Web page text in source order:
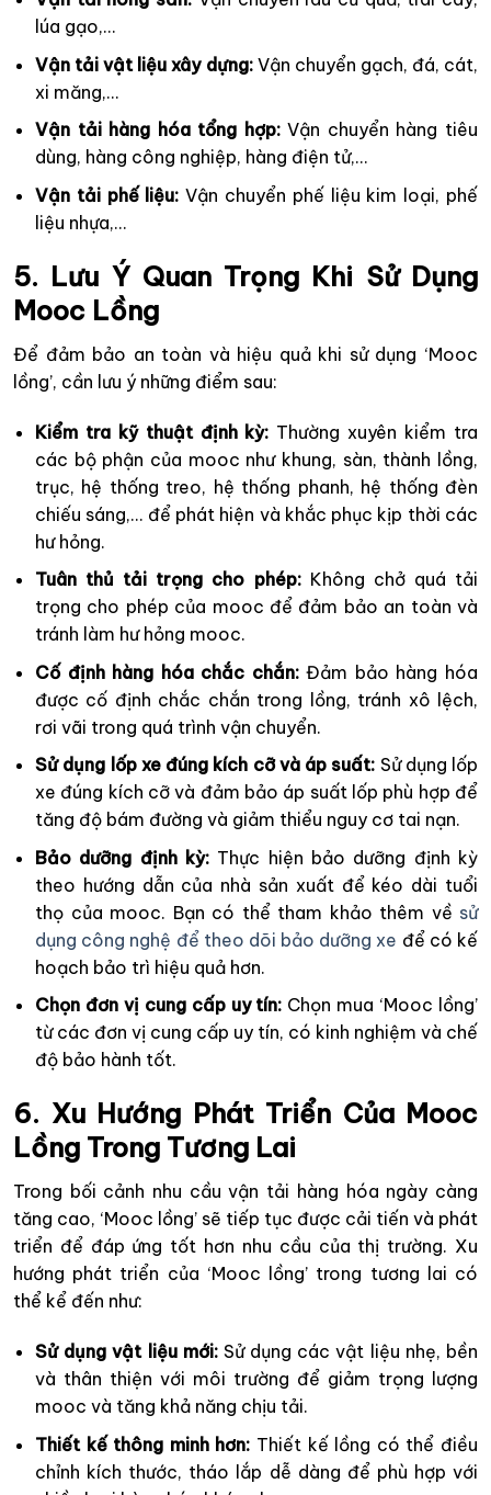
lúa gạo,…
Vận tải vật liệu xây dựng:Vận chuyển gạch, đá, cát,
xi măng,…
Vận tải hàng hóa tổng hợp:Vận chuyển hàng tiêu
dùng, hàng công nghiệp, hàng điện tử,…
Vận tải phế liệu: Vận chuyển phế liệu kim loại, phế
liệu nhựa,…
5. Lưu Ý Quan Trọng Khi Sử Dụng
Mooc Lồng
Để đảm bảo an toàn và hiệu quả khi sử dụng ‘Mooc
lồng’, cần lưu ý những điểm sau:
Kiểm tra kỹ thuật định kỳ: Thường xuyên kiểm tra
các bộ phận của mooc như khung, sàn, thành lồng,
trục, hệ thống treo, hệ thống phanh, hệ thống đèn
chiếu sáng,… để phát hiện và khắc phục kịp thời các
hư hỏng.
Tuân thủ tải trọng cho phép:Không chở quá tải
trọng cho phép của mooc để đảm bảo an toàn và
tránh làm hư hỏng mooc.
Cố định hàng hóa chắc chắn:Đảm bảo hàng hóa
được cố định chắc chắn trong lồng, tránh xô lệch,
rơi vãi trong quá trình vận chuyển.
Sử dụng lốp xe đúng kích cỡ và áp suất: Sử dụng lốp
xe đúng kích cỡ và đảm bảo áp suất lốp phù hợp để
tăng độ bám đường và giảm thiểu nguy cơ tai nạn.
Bảo dưỡng định kỳ: Thực hiện bảo dưỡng định kỳ
theo hướng dẫn của nhà sản xuất để kéo dài tuổi
thọ của mooc. Bạn có thể tham khảo thêm về sử
dụng công nghệ để theo dõi bảo dưỡng xe để có kế
hoạch bảo trì hiệu quả hơn.
Chọn đơn vị cung cấp uy tín: Chọn mua ‘Mooc lồng’
từ các đơn vị cung cấp uy tín, có kinh nghiệm và chế
độ bảo hành tốt.
6. Xu Hướng Phát Triển Của Mooc
Lồng Trong Tương Lai
Trong bối cảnh nhu cầu vận tải hàng hóa ngày càng
tăng cao, ‘Mooc lồng’ sẽ tiếp tục được cải tiến và phát
triển để đáp ứng tốt hơn nhu cầu của thị trường. Xu
hướng phát triển của ‘Mooc lồng’ trong tương lai có
thể kể đến như:
Sử dụng vật liệu mới:Sử dụng các vật liệu nhẹ, bền
và thân thiện với môi trường để giảm trọng lượng
mooc và tăng khả năng chịu tải.
Thiết kế thông minh hơn: Thiết kế lồng có thể điều
chỉnh kích thước, tháo lắp dễ dàng để phù hợp với